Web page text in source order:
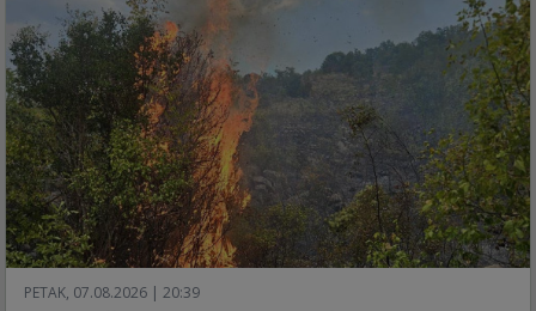
PETAK, 07.08.2026 | 20:39